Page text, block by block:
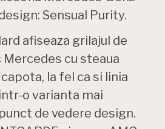
Sensual Purity.
afiseaza grilajul de
cu steaua
la fel ca si linia
o varianta mai
de vedere design.